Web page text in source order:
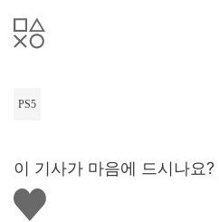
PS5
이 기사가 마음에 드시나요?
좋
아